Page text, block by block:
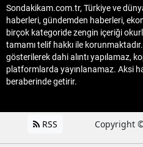
Sondakikam.com.tr, Türkiye ve
haberleri, gündemden haberleri,
birçok kategoride zengin içeriği
tamamı telif hakkı ile
gösterilerek dahi alıntı yapılamaz,
platformlarda yayınlanamaz. Aksi
beraberinde getirir.
RSS Copyright ©